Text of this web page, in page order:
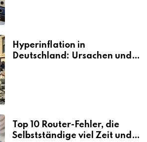
Hyperinflation in
Deutschland: Ursachen und
Top 10 Router-Fehler, die
Selbstständige viel Zeit und